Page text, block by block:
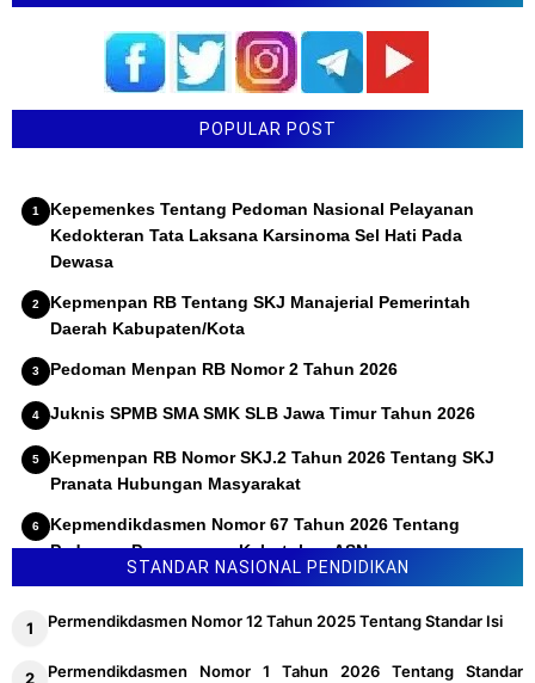
POPULAR POST
Kepemenkes Tentang Pedoman Nasional Pelayanan
Kedokteran Tata Laksana Karsinoma Sel Hati Pada
Dewasa
Kepmenpan RB Tentang SKJ Manajerial Pemerintah
Daerah Kabupaten/Kota
Pedoman Menpan RB Nomor 2 Tahun 2026
Juknis SPMB SMA SMK SLB Jawa Timur Tahun 2026
Kepmenpan RB Nomor SKJ.2 Tahun 2026 Tentang SKJ
Pranata Hubungan Masyarakat
Kepmendikdasmen Nomor 67 Tahun 2026 Tentang
Pedoman Penyusunan Kebutuhan ASN
STANDAR NASIONAL PENDIDIKAN
Permendikdasmen Nomor 12 Tahun 2025 Tentang Standar Isi
Permendikdasmen Nomor 1 Tahun 2026 Tentang Standar